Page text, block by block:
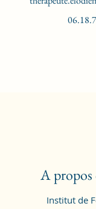
A
Institut de